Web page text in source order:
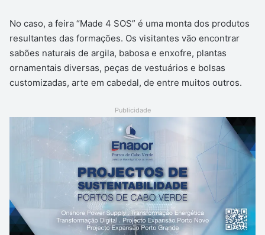
No caso, a feira “Made 4 SOS” é uma monta dos produtos
resultantes das formações. Os visitantes vão encontrar
sabões naturais de argila, babosa e enxofre, plantas
ornamentais diversas, peças de vestuários e bolsas
customizadas, arte em cabedal, de entre muitos outros.
Publicidade